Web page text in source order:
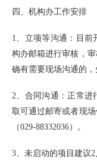
四、机构办工作安排
1、立项等沟通：目前
构办邮箱进行审核，
确有需要现场沟通的，
2、合同沟通：正常进
取可通过邮寄或者现
（029-88332036）。
3、未启动的项目建议2